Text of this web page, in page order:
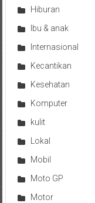
Hiburan
Ibu & anak
Internasional
Kecantikan
Kesehatan
Komputer
kulit
Lokal
Mobil
Moto GP
Motor